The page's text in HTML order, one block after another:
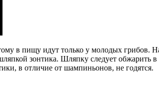
в пищу идут только у молодых грибов.
зонтика. Шляпку следует обжарить в
в отличие от шампиньонов, не годятся.